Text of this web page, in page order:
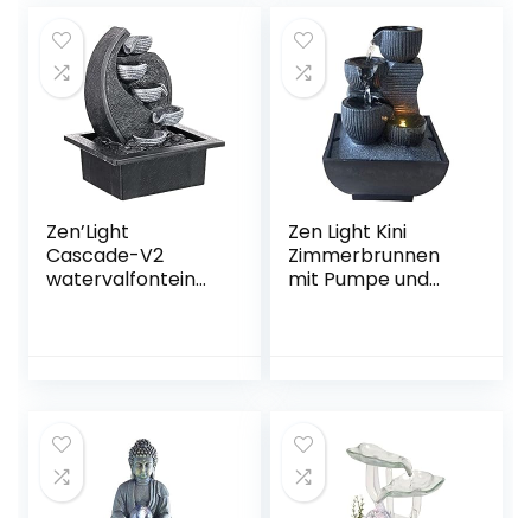
Luftbefeuchter
Relaxesion
Desktop
Dekorativer
Brunnen
Innenentspannung
sschreibtisc
Zen’Light
Cascade-V2
watervalfontein
Zen Light Kini
Zimmerbrunnen
mit Pumpe und